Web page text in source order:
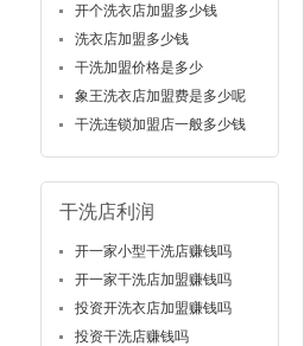
开个洗衣店加盟多少钱
洗衣店加盟多少钱
干洗加盟价格是多少
象王洗衣店加盟费是多少呢
干洗连锁加盟店一般多少钱
干洗店利润
开一家小型干洗店赚钱吗
开一家干洗店加盟赚钱吗
投资开洗衣店加盟赚钱吗
投资干洗店赚钱吗